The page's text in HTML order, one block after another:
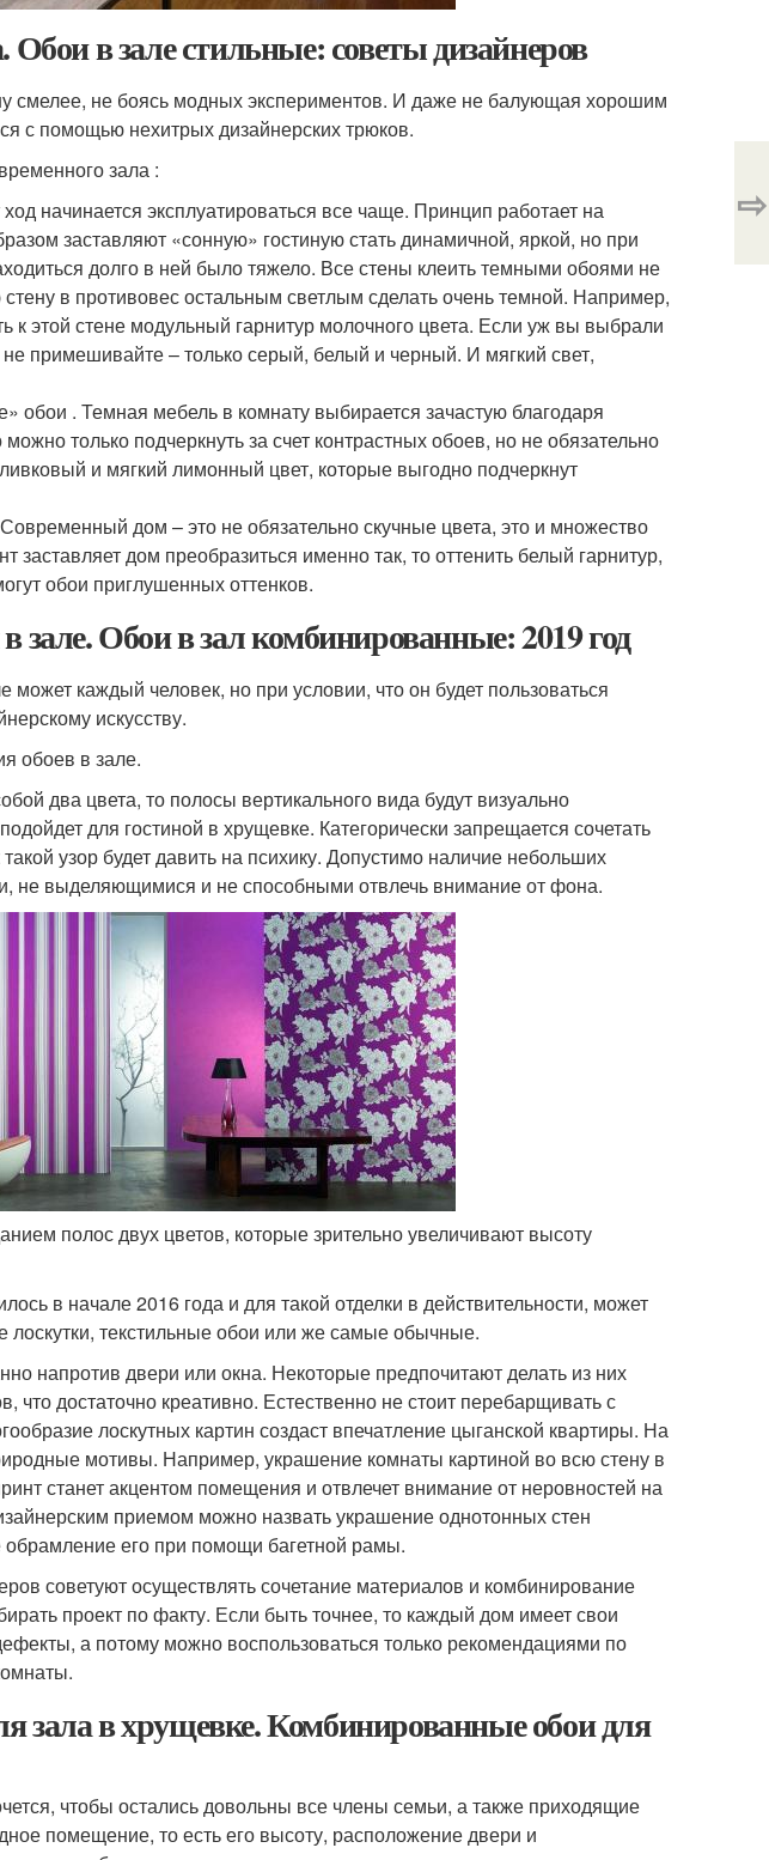
в зале стильные: советы дизайнеров
смелее, не боясь модных экспериментов. И даже не балующая хорошим
с помощью нехитрых дизайнерских трюков.
зала :
начинается эксплуатироваться все чаще. Принцип работает на
заставляют «сонную» гостиную стать динамичной, яркой, но при
долго в ней было тяжело. Все стены клеить темными обоями не
в противовес остальным светлым сделать очень темной. Например,
к этой стене модульный гарнитур молочного цвета. Если уж вы выбрали
примешивайте – только серый, белый и черный. И мягкий свет,
обои . Темная мебель в комнату выбирается зачастую благодаря
только подчеркнуть за счет контрастных обоев, но не обязательно
и мягкий лимонный цвет, которые выгодно подчеркнут
дом – это не обязательно скучные цвета, это и множество
дом преобразиться именно так, то оттенить белый гарнитур,
обои приглушенных оттенков.
зале. Обои в зал комбинированные: 2019 год
может каждый человек, но при условии, что он будет пользоваться
искусству.
обоев в зале.
два цвета, то полосы вертикального вида будут визуально
для гостиной в хрущевке. Категорически запрещается сочетать
узор будет давить на психику. Допустимо наличие небольших
не выделяющимися и не способными отвлечь внимание от фона.
полос двух цветов, которые зрительно увеличивают высоту
в начале 2016 года и для такой отделки в действительности, может
лоскутки, текстильные обои или же самые обычные.
напротив двери или окна. Некоторые предпочитают делать из них
достаточно креативно. Естественно не стоит перебарщивать с
лоскутных картин создаст впечатление цыганской квартиры. На
мотивы. Например, украшение комнаты картиной во всю стену в
станет акцентом помещения и отвлечет внимание от неровностей на
приемом можно назвать украшение однотонных стен
его при помощи багетной рамы.
советуют осуществлять сочетание материалов и комбинирование
проект по факту. Если быть точнее, то каждый дом имеет свои
а потому можно воспользоваться только рекомендациями по
зала в хрущевке. Комбинированные обои для
чтобы остались довольны все члены семьи, а также приходящие
помещение, то есть его высоту, расположение двери и
⇨